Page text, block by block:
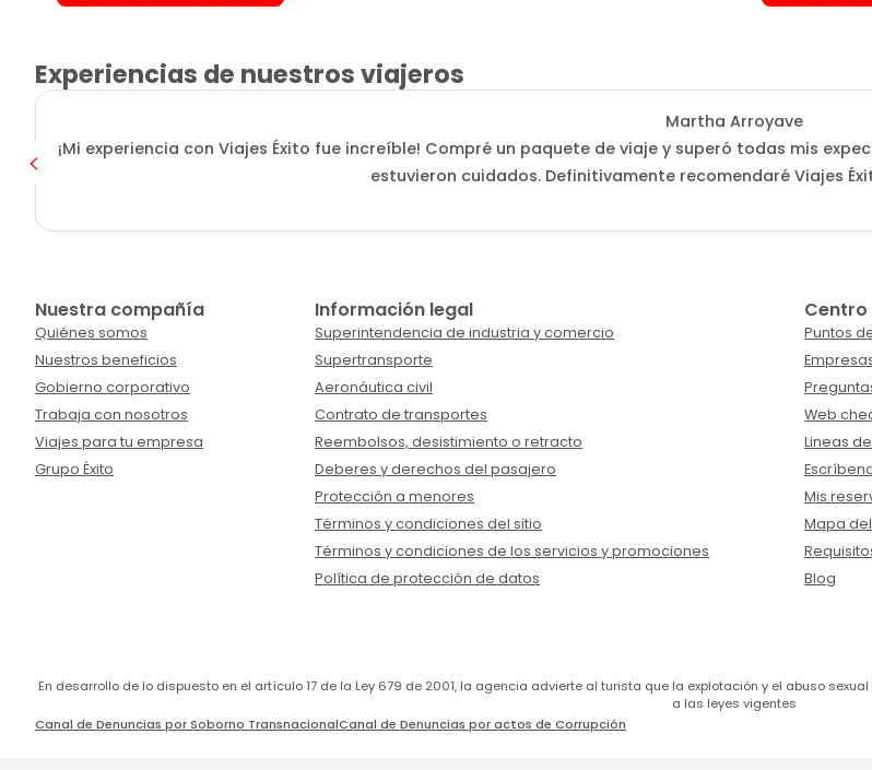
Experiencias de nuestros viajeros
Martha Arroyave
¡Mi experiencia con Viajes Éxito fue increíble! Compré un paquete de viaje y superó todas mis
estuvieron cuidados. Definitivamente recomendaré Viajes
Nuestra compañía
Quiénes somos
Nuestros beneficios
Gobierno corporativo
Trabaja con nosotros
Viajes para tu empresa
Grupo Éxito
Información legal
Superintendencia de industria y comercio
Supertransporte
Aeronáutica civil
Contrato de transportes
Reembolsos, desistimiento o retracto
Deberes y derechos del pasajero
Protección a menores
Términos y condiciones del sitio
Términos y condiciones de los servicios y promociones
Política de protección de datos
Puntos
Web
Lineas
Mis
Mapa
Blog
En desarrollo de lo dispuesto en el artículo 17 de la Ley 679 de 2001, la agencia advierte al turista que la explotación y el abuso
a las leyes vigentes
Canal de Denuncias por Soborno TransnacionalCanal de Denuncias por actos de Corrupción